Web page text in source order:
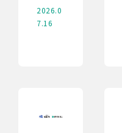
2026.0
7.16